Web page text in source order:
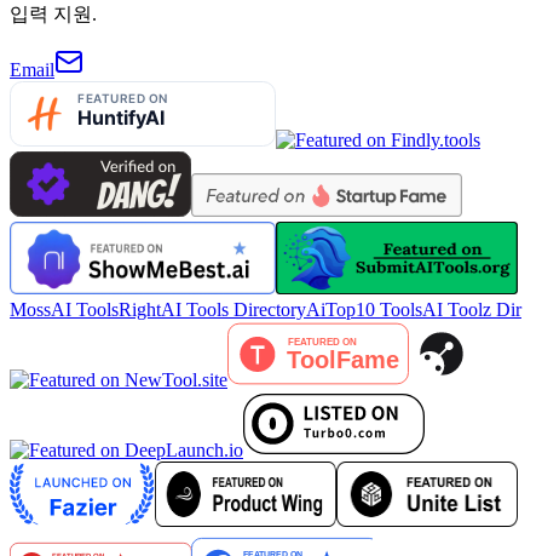
입력 지원.
Email
MossAI ToolsRightAI Tools DirectoryAiTop10 ToolsAI Toolz Dir